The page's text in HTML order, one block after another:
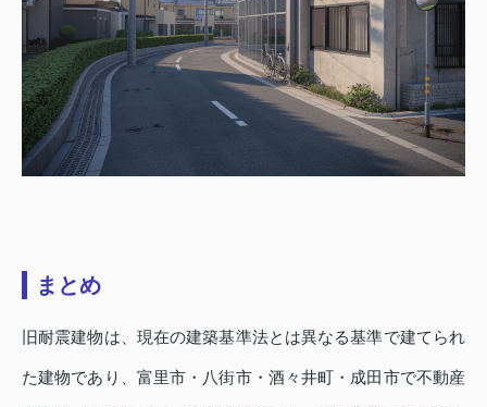
まとめ
旧耐震建物は、現在の建築基準法とは異なる基準で建てられ
た建物であり、富里市・八街市・酒々井町・成田市で不動産